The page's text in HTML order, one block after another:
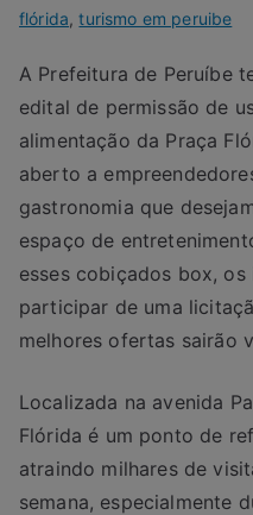
flórida,turismo em peruibe
A Prefeitura de Peruíbe
edital de permissão de
alimentação da Praça
aberto a
gastronomia que
espaço de
esses cobiçados box, os
participar de uma
melhores ofertas sairão
Localizada na avenida
Flórida é um ponto de
atraindo milhares de
semana, especialmente